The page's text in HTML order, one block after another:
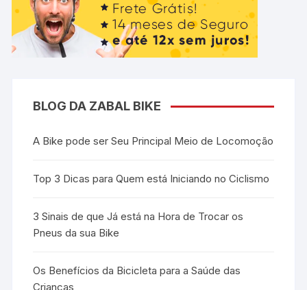
BLOG DA ZABAL BIKE
A Bike pode ser Seu Principal Meio de Locomoção
Top 3 Dicas para Quem está Iniciando no Ciclismo
3 Sinais de que Já está na Hora de Trocar os
Pneus da sua Bike
Os Benefícios da Bicicleta para a Saúde das
Crianças